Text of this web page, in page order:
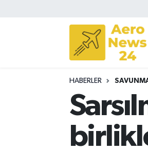
HABERLER
Sivil Havacılık